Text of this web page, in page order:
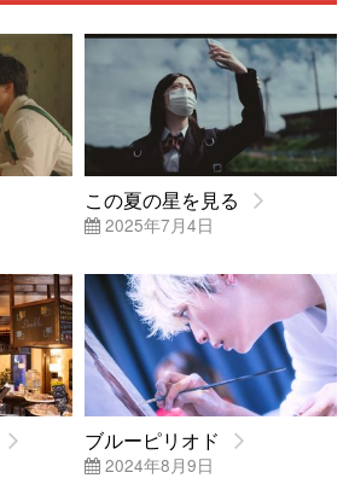
この夏の星を見る
2025年7月4日
ブルーピリオド
2024年8月9日